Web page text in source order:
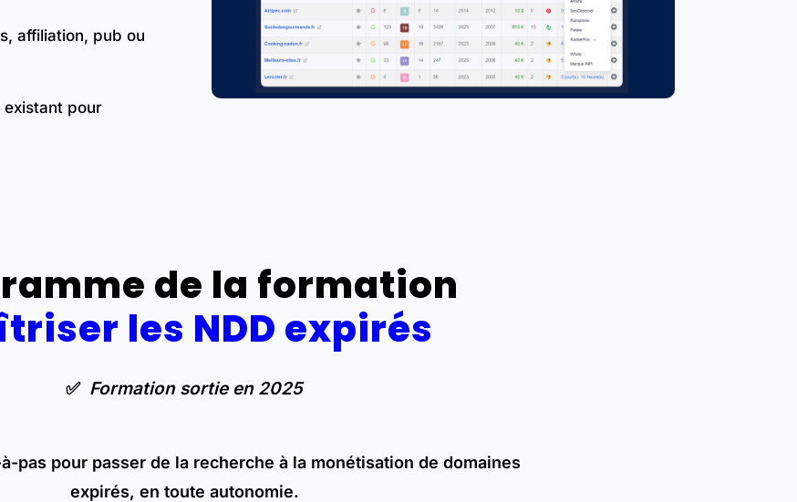
affiliation, pub ou
existant pour
de la formation
les NDD expirés
✅ Formation sortie en 2025
pas pour passer de la recherche à la monétisation de domaines
expirés, en toute autonomie.